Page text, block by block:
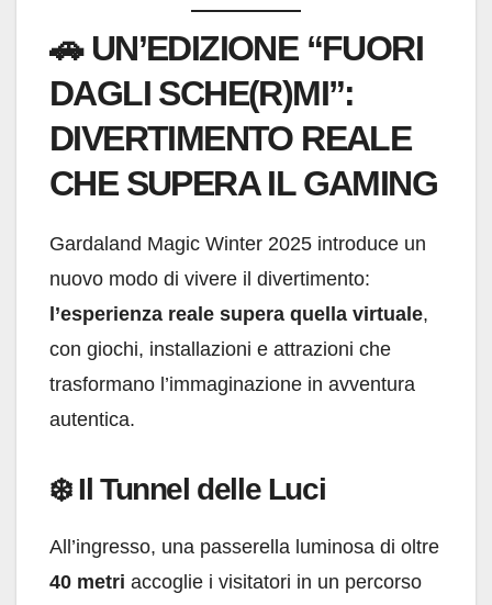
🚗 UN’EDIZIONE “FUORI
DAGLI SCHE(R)MI”:
DIVERTIMENTO REALE
CHE SUPERA IL GAMING
Gardaland Magic Winter 2025 introduce un
nuovo modo di vivere il divertimento:
l’esperienza reale supera quella virtuale,
con giochi, installazioni e attrazioni che
trasformano l’immaginazione in avventura
autentica.
❄️ Il Tunnel delle Luci
All’ingresso, una passerella luminosa di oltre
40 metri accoglie i visitatori in un percorso